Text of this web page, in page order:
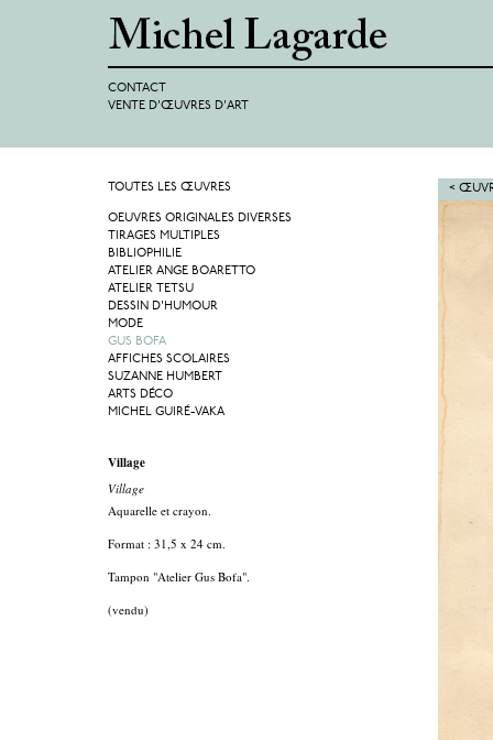
CONTACT
VENTE D'ŒUVRES D'ART
<
TOUTES LES ŒUVRES
OEUVRES ORIGINALES DIVERSES
TIRAGES MULTIPLES
BIBLIOPHILIE
ATELIER ANGE BOARETTO
ATELIER TETSU
DESSIN D'HUMOUR
MODE
GUS BOFA
AFFICHES SCOLAIRES
SUZANNE HUMBERT
ARTS DÉCO
MICHEL GUIRÉ-VAKA
Village
Village
Aquarelle et crayon.
Format : 31,5 x 24 cm.
Tampon "Atelier Gus Bofa".
(vendu)